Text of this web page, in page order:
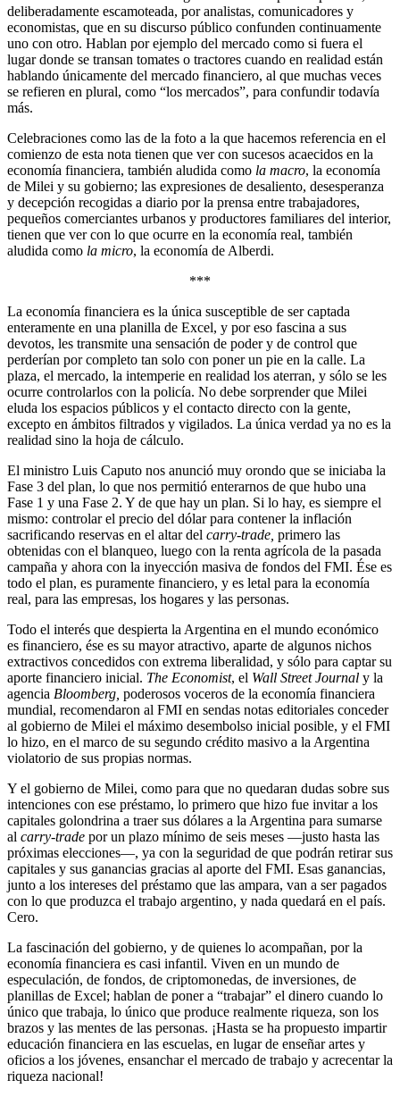
deliberadamente escamoteada, por analistas, comunicadores y
economistas, que en su discurso público confunden continuamente
uno con otro. Hablan por ejemplo del mercado como si fuera el
lugar donde se transan tomates o tractores cuando en realidad están
hablando únicamente del mercado financiero, al que muchas veces
se refieren en plural, como “los mercados”, para confundir todavía
más.
Celebraciones como las de la foto a la que hacemos referencia en el
comienzo de esta nota tienen que ver con sucesos acaecidos en la
economía financiera, también aludida como la macro, la economía
de Milei y su gobierno; las expresiones de desaliento, desesperanza
y decepción recogidas a diario por la prensa entre trabajadores,
pequeños comerciantes urbanos y productores familiares del interior,
tienen que ver con lo que ocurre en la economía real, también
aludida como la micro, la economía de Alberdi.
***
La economía financiera es la única susceptible de ser captada
enteramente en una planilla de Excel, y por eso fascina a sus
devotos, les transmite una sensación de poder y de control que
perderían por completo tan solo con poner un pie en la calle. La
plaza, el mercado, la intemperie en realidad los aterran, y sólo se les
ocurre controlarlos con la policía. No debe sorprender que Milei
eluda los espacios públicos y el contacto directo con la gente,
excepto en ámbitos filtrados y vigilados. La única verdad ya no es la
realidad sino la hoja de cálculo.
El ministro Luis Caputo nos anunció muy orondo que se iniciaba la
Fase 3 del plan, lo que nos permitió enterarnos de que hubo una
Fase 1 y una Fase 2. Y de que hay un plan. Si lo hay, es siempre el
mismo: controlar el precio del dólar para contener la inflación
sacrificando reservas en el altar del carry-trade, primero las
obtenidas con el blanqueo, luego con la renta agrícola de la pasada
campaña y ahora con la inyección masiva de fondos del FMI. Ése es
todo el plan, es puramente financiero, y es letal para la economía
real, para las empresas, los hogares y las personas.
Todo el interés que despierta la Argentina en el mundo económico
es financiero, ése es su mayor atractivo, aparte de algunos nichos
extractivos concedidos con extrema liberalidad, y sólo para captar su
aporte financiero inicial. The Economist, el Wall Street Journal y la
agencia Bloomberg, poderosos voceros de la economía financiera
mundial, recomendaron al FMI en sendas notas editoriales conceder
al gobierno de Milei el máximo desembolso inicial posible, y el FMI
lo hizo, en el marco de su segundo crédito masivo a la Argentina
violatorio de sus propias normas.
Y el gobierno de Milei, como para que no quedaran dudas sobre sus
intenciones con ese préstamo, lo primero que hizo fue invitar a los
capitales golondrina a traer sus dólares a la Argentina para sumarse
al carry-trade por un plazo mínimo de seis meses —justo hasta las
próximas elecciones—, ya con la seguridad de que podrán retirar sus
capitales y sus ganancias gracias al aporte del FMI. Esas ganancias,
junto a los intereses del préstamo que las ampara, van a ser pagados
con lo que produzca el trabajo argentino, y nada quedará en el país.
Cero.
La fascinación del gobierno, y de quienes lo acompañan, por la
economía financiera es casi infantil. Viven en un mundo de
especulación, de fondos, de criptomonedas, de inversiones, de
planillas de Excel; hablan de poner a “trabajar” el dinero cuando lo
único que trabaja, lo único que produce realmente riqueza, son los
brazos y las mentes de las personas. ¡Hasta se ha propuesto impartir
educación financiera en las escuelas, en lugar de enseñar artes y
oficios a los jóvenes, ensanchar el mercado de trabajo y acrecentar la
riqueza nacional!